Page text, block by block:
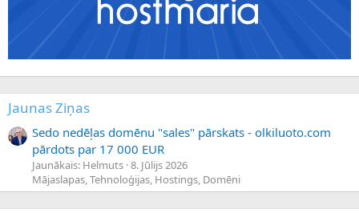
Jaunas Ziņas
Sedo nedēļas domēnu "sales" pārskats - olkiluoto.com
pārdots par 17 000 EUR
Jaunākais: Helmuts 8. Jūlijs 2026
Mājaslapas, Tehnoloģijas, Hostings, Domēni